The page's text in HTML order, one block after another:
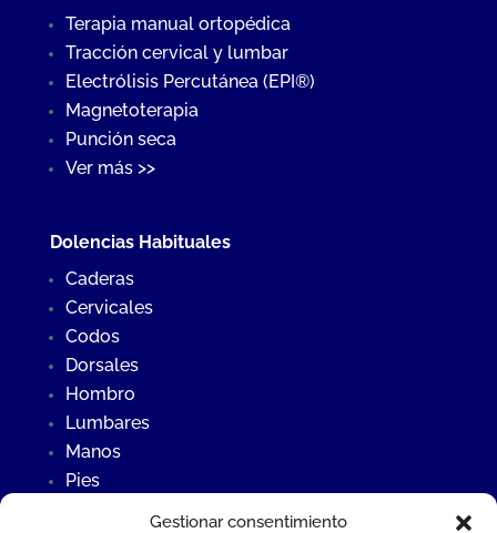
Gestionar consentimiento
Terapia manual ortopédica
Tracción cervical y lumbar
Electrólisis Percutánea (EPI®)
Magnetoterapia
Punción seca
Ver más >>
Dolencias Habituales
Caderas
Cervicales
Codos
Dorsales
Hombro
Lumbares
Manos
Pies